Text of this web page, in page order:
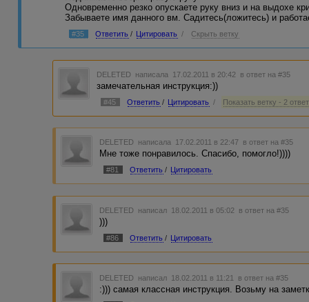
Одновременно резко опускаете руку вниз и на выдохе
Забываете имя данного вм. Садитесь(ложитесь) и
#35 Ответить / Цитировать / Скрыть ветку
DELETED написала 17.02.2011 в 20:42 в ответ на #35
замечательная инструкция:))
#45 Ответить / Цитировать / Показать ветку - 2
DELETED написала 17.02.2011 в 22:47 в ответ на #35
Мне тоже понравилось. Спасибо, помогло!))))
#81 Ответить / Цитировать
DELETED написал 18.02.2011 в 05:02 в ответ на #35
)))
#86 Ответить / Цитировать
DELETED написал 18.02.2011 в 11:21 в ответ на #35
:))) самая классная инструкция. Возьму на